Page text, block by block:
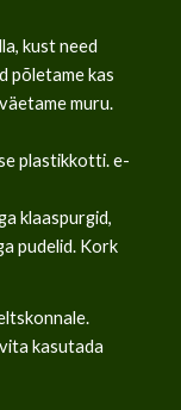
kust need
põletame kas
muru.
plastikkotti. e-
klaaspurgid,
pudelid. Kork
kasutada